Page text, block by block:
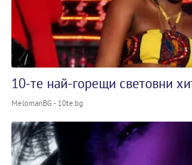
10-те най-горещи световни
MelomanBG - 10te.bg